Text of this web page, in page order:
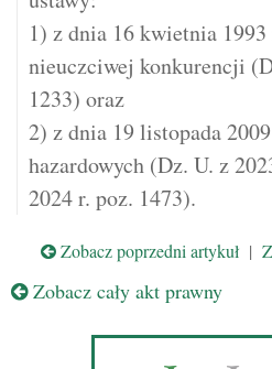
1) z dnia 16 kwietnia
nieuczciwej konkurencji
1233) oraz
2) z dnia 19 listopada
hazardowych (Dz. U. z
2024 r. poz. 1473).
Zobacz poprzedni artykuł |
Zobacz cały akt prawny